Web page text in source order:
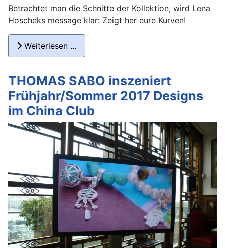
Betrachtet man die Schnitte der Kollektion, wird Lena
Hoscheks message klar: Zeigt her eure Kurven!
Weiterlesen …
THOMAS SABO inszeniert
Frühjahr/Sommer 2017 Designs
im China Club